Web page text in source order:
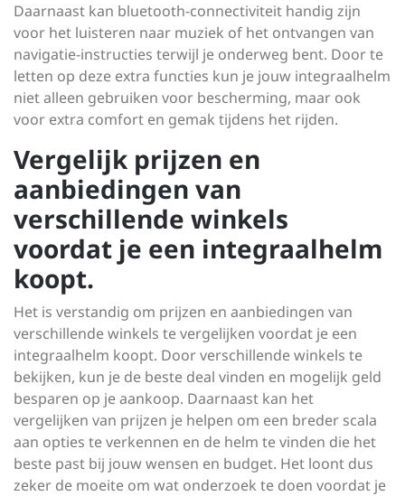
Daarnaast kan bluetooth-connectiviteit handig zijn
voor het luisteren naar muziek of het ontvangen van
navigatie-instructies terwijl je onderweg bent. Door te
letten op deze extra functies kun je jouw integraalhelm
niet alleen gebruiken voor bescherming, maar ook
voor extra comfort en gemak tijdens het rijden.
Vergelijk prijzen en
aanbiedingen van
verschillende winkels
voordat je een integraalhelm
koopt.
Het is verstandig om prijzen en aanbiedingen van
verschillende winkels te vergelijken voordat je een
integraalhelm koopt. Door verschillende winkels te
bekijken, kun je de beste deal vinden en mogelijk geld
besparen op je aankoop. Daarnaast kan het
vergelijken van prijzen je helpen om een breder scala
aan opties te verkennen en de helm te vinden die het
beste past bij jouw wensen en budget. Het loont dus
zeker de moeite om wat onderzoek te doen voordat je